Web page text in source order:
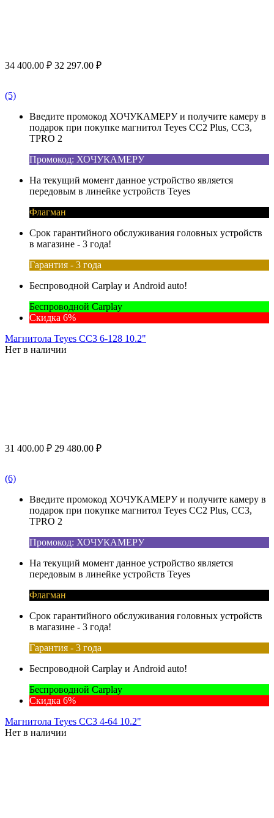
34 400.00 ₽ 32 297.00 ₽
(5)
Введите промокод ХОЧУКАМЕРУ и получите камеру в
подарок при покупке магнитол Teyes CC2 Plus, CC3,
TPRO 2
Промокод: ХОЧУКАМЕРУ
На текущий момент данное устройство является
передовым в линейке устройств Teyes
Флагман
Срок гарантийного обслуживания головных устройств
в магазине - 3 года!
Гарантия - 3 года
Беспроводной Carplay и Android auto!
Беспроводной Carplay
Скидка 6%
Магнитола Teyes CC3 6-128 10.2"
Нет в наличии
31 400.00 ₽ 29 480.00 ₽
(6)
Введите промокод ХОЧУКАМЕРУ и получите камеру в
подарок при покупке магнитол Teyes CC2 Plus, CC3,
TPRO 2
Промокод: ХОЧУКАМЕРУ
На текущий момент данное устройство является
передовым в линейке устройств Teyes
Флагман
Срок гарантийного обслуживания головных устройств
в магазине - 3 года!
Гарантия - 3 года
Беспроводной Carplay и Android auto!
Беспроводной Carplay
Скидка 6%
Магнитола Teyes CC3 4-64 10.2"
Нет в наличии